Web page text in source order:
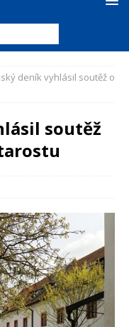
deník vyhlásil soutěž o
soutěž